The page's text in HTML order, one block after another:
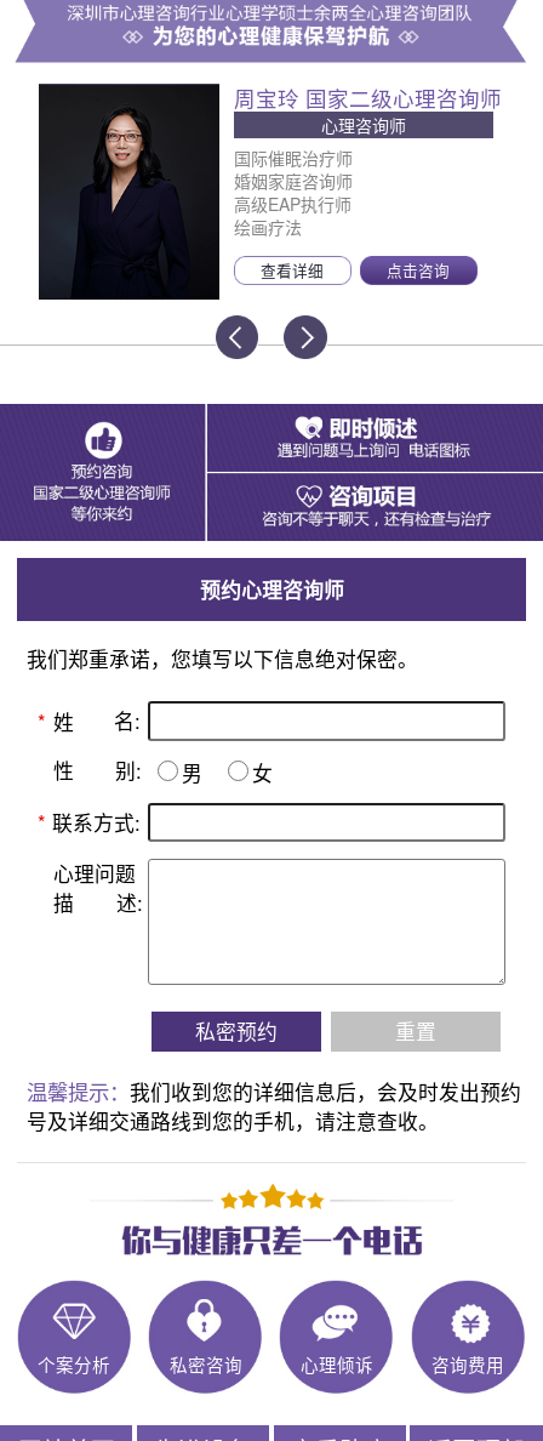
周宝玲 国家二级心理咨询师
心理咨询师
国际催眠治疗师
婚姻家庭咨询师
高级EAP执行师
绘画疗法
查看详细 点击咨询
预约心理咨询师
我们郑重承诺，您填写以下信息绝对保密。
* 姓 名:
性 别: 男
女
* 联系方式:
心理问题
描
述:
私密预约 重置
温馨提示：我们收到您的详细信息后，会及时发出预约
号及详细交通路线到您的手机，请注意查收。
个案分析 私密咨询 心理倾诉 咨询费用